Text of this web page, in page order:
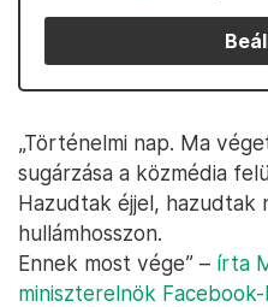
„Történelmi nap. Ma
sugárzása a közmédia
Hazudtak éjjel, hazudtak
hullámhosszon.
Ennek most vége” – írta
miniszterelnök